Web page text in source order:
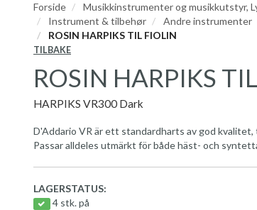
Forside
Musikkinstrumenter og musikkutstyr,
Instrument & tilbehør
Andre instrumenter
ROSIN HARPIKS TIL FIOLIN
TILBAKE
ROSIN HARPIKS
HARPIKS VR300 Dark
D'Addario VR är ett standardharts av god
Passar alldeles utmärkt för både häst- och
LAGERSTATUS:
4 stk. på